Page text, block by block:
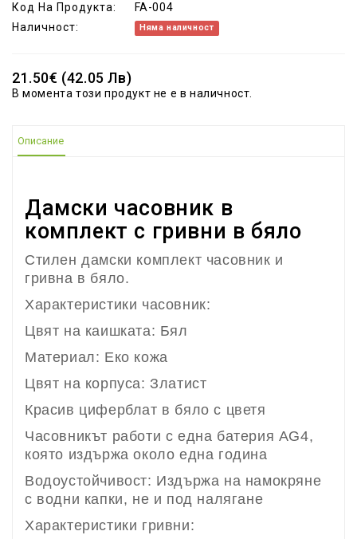
Код На Продукта:
FA-004
Наличност:
Няма наличност
21.50€ (42.05 Лв)
В момента този продукт не е в наличност.
Описание
Дамски часовник в
комплект с гривни в бяло
Стилен дамски комплект часовник и
гривна в бяло.
Характеристики часовник:
Цвят на каишката: Бял
Материал: Еко кожа
Цвят на корпуса: Златист
Красив циферблат в бяло с цветя
Часовникът работи с една батерия AG4,
която издържа около една година
Водоустойчивост: Издържа на намокряне
с водни капки, не и под налягане
Характеристики гривни: